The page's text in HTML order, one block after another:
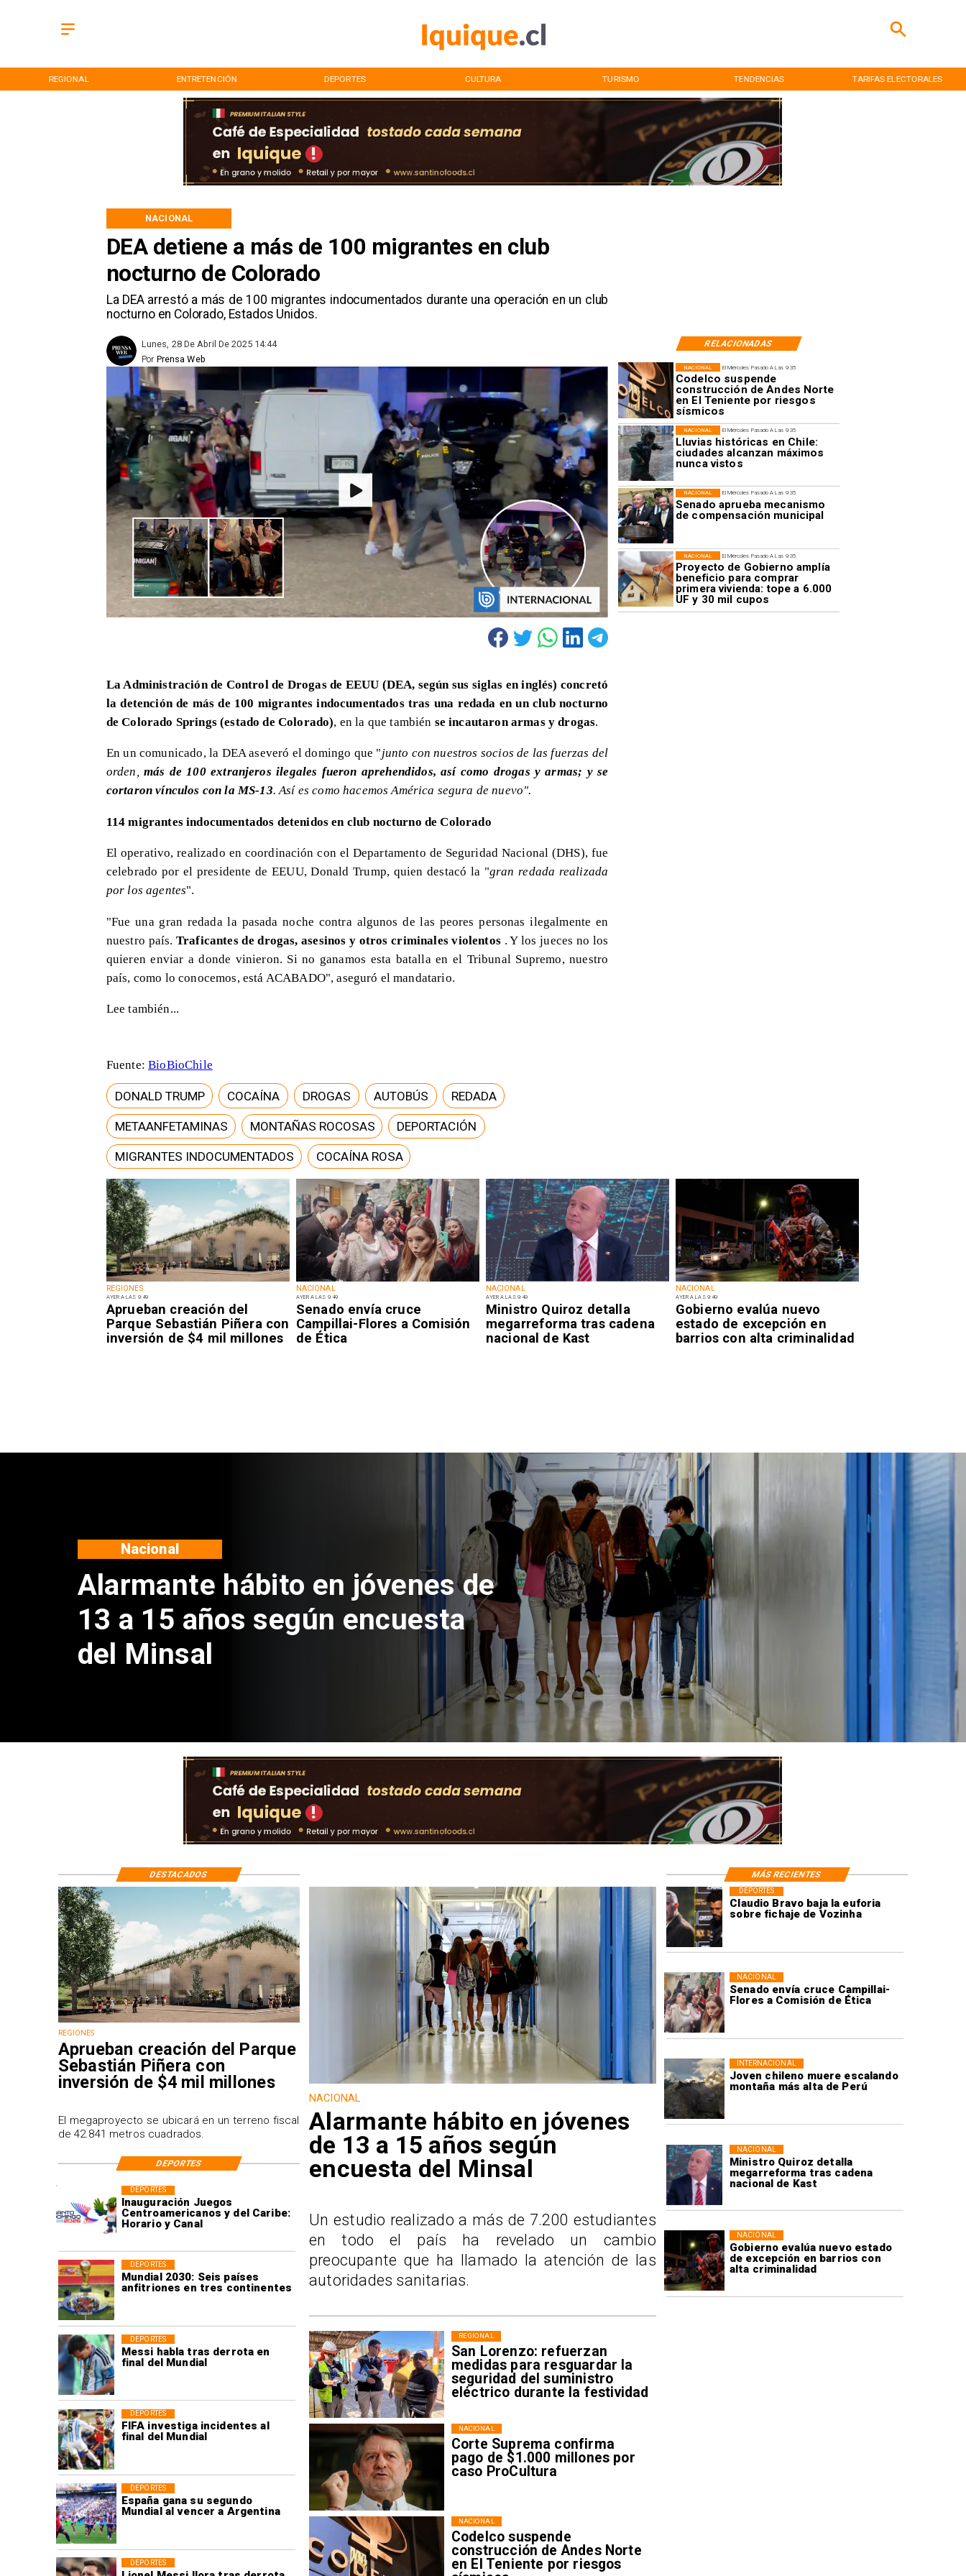
ENTRETENCIÓN DEPORTES CULTURA TURISMO TENDENCIAS TARIFAS ELECTORALES INICIO
DEA detiene a más de 100 migrantes en club
nocturno de Colorado
La DEA arrestó a más de 100 migrantes indocumentados durante una operación en un club
nocturno en Colorado, Estados Unidos.
NACIONAL
RELACIONADAS
Lunes, 28 De Abril De 2025 14:44
Prensa Web
Por
REGIONES
AYER A LAS 9:49
Aprueban creación del
Parque Sebastián Piñera con
inversión de $4 mil millones
NACIONAL
AYER A LAS 9:49
Senado envía cruce
Campillai-Flores a Comisión
de Ética
NACIONAL
AYER A LAS 9:49
Ministro Quiroz detalla
megarreforma tras cadena
nacional de Kast
NACIONAL
AYER A LAS 9:49
Gobierno evalúa nuevo
estado de excepción en
barrios con alta criminalidad
El Miércoles Pasado A Las 9:35
Codelco suspende
construcción de Andes Norte
en El Teniente por riesgos
sísmicos
NACIONAL
El Miércoles Pasado A Las 9:35
Lluvias históricas en Chile:
ciudades alcanzan máximos
nunca vistos
NACIONAL
El Miércoles Pasado A Las 9:35
Senado aprueba mecanismo
de compensación municipal
NACIONAL
El Miércoles Pasado A Las 9:35
Proyecto de Gobierno amplía
beneficio para comprar
primera vivienda: tope a 6.000
UF y 30 mil cupos
NACIONAL
La Administración de Control de Drogas de EEUU (DEA, según sus siglas en inglés) concretó
la detención de más de 100 migrantes indocumentados tras una redada en un club nocturno
de Colorado Springs (estado de Colorado), en la que también se incautaron armas y drogas.
En un comunicado, la DEA aseveró el domingo que "junto con nuestros socios de las fuerzas del
orden,más de 100 extranjeros ilegales fueron aprehendidos, así como drogas y armas; y se
cortaron vínculos con la MS-13. Así es como hacemos América segura de nuevo".
114 migrantes indocumentados detenidos en club nocturno de Colorado
El operativo, realizado en coordinación con el Departamento de Seguridad Nacional (DHS), fue
celebrado por el presidente de EEUU, Donald Trump, quien destacó la "gran redada realizada
por los agentes".
"Fue una gran redada la pasada noche contra algunos de las peores personas ilegalmente en
nuestro país. Traficantes de drogas, asesinos y otros criminales violentos . Y los jueces no los
quieren enviar a donde vinieron. Si no ganamos esta batalla en el Tribunal Supremo, nuestro
país, como lo conocemos, está ACABADO", aseguró el mandatario.
Lee también...
Fuente:BioBioChile
DONALD TRUMP COCAÍNA DROGAS AUTOBÚS REDADA
METAANFETAMINAS MONTAÑAS ROCOSAS DEPORTACIÓN
MIGRANTES INDOCUMENTADOS COCAÍNA ROSA
Aprueban creación del Parque
Sebastián Piñera con inversión
de $4 mil millones
Regiones
Claudio Bravo baja la euforia
sobre fichaje de Vozinha
DEPORTES
Senado envía cruce Campillai-
Flores a Comisión de Ética
NACIONAL
Joven chileno muere escalando
montaña más alta de Perú
INTERNACIONAL
Ministro Quiroz detalla
megarreforma tras cadena
nacional de Kast
NACIONAL
Gobierno evalúa nuevo estado
de excepción en barrios con
alta criminalidad
NACIONAL
Inauguración Juegos
Centroamericanos y del Caribe:
Horario y Canal
DEPORTES
Mundial 2030: Seis países
anfitriones en tres continentes
DEPORTES
Messi habla tras derrota en
final del Mundial
DEPORTES
FIFA investiga incidentes al
final del Mundial
DEPORTES
España gana su segundo
Mundial al vencer a Argentina
DEPORTES
DEPORTES
San Lorenzo: refuerzan
medidas para resguardar la
seguridad del suministro
eléctrico durante la festividad
REGIONAL
Corte Suprema confirma
pago de $1.000 millones por
caso ProCultura
NACIONAL
Codelco suspende
construcción de Andes Norte
en El Teniente por riesgos
NACIONAL
REGIONES
Aprueban creación del Parque
Sebastián Piñera con
inversión de $4 mil millones
El megaproyecto se ubicará en un terreno fiscal
de 42.841 metros cuadrados.
NACIONAL
Alarmante hábito en jóvenes
de 13 a 15 años según
encuesta del Minsal
Un estudio realizado a más de 7.200 estudiantes
en todo el país ha revelado un cambio
preocupante que ha llamado la atención de las
autoridades sanitarias.
DESTACADOS MÁS RECIENTES
DEPORTES